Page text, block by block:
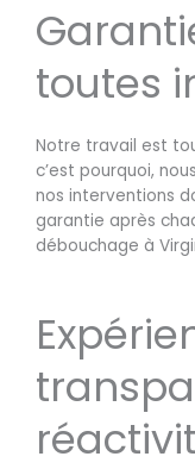
toutes
Notre travail est
c’est pourquoi,
nos interventions
garantie après
débouchage à